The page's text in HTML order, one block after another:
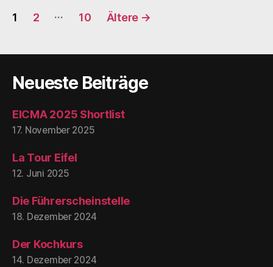
Seitennummerierung
Beiträge
1 2 … 10 Ältere →
Neueste Beiträge
EICMA 2025 Shortlist
17. November 2025
La Tour Eifel
12. Juni 2025
Die Führerscheinstelle
18. Dezember 2024
Der Kochkurs
14. Dezember 2024